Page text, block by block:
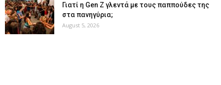
Γιατί η Gen Z γλεντά με τους παππούδες της
στα πανηγύρια;
August 5, 2026